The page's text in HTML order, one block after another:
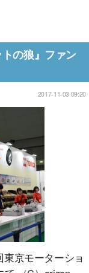
の狼』ファン
2017-11-03 09:20
京モーターショ